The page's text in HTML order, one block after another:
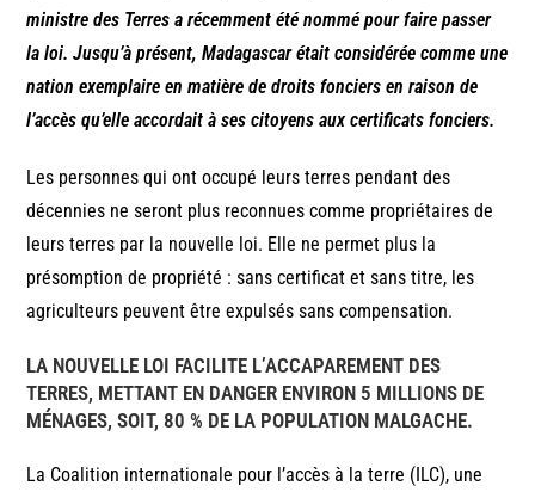
ministre des Terres a récemment été nommé pour faire passer
la loi. Jusqu’à présent, Madagascar était considérée comme une
nation exemplaire en matière de droits fonciers en raison de
l’accès qu’elle accordait à ses citoyens aux certificats fonciers.
Les personnes qui ont occupé leurs terres pendant des
décennies ne seront plus reconnues comme propriétaires de
leurs terres par la nouvelle loi. Elle ne permet plus la
présomption de propriété : sans certificat et sans titre, les
agriculteurs peuvent être expulsés sans compensation.
LA NOUVELLE LOI FACILITE L’ACCAPAREMENT DES
TERRES, METTANT EN DANGER ENVIRON 5 MILLIONS DE
MÉNAGES, SOIT, 80 % DE LA POPULATION MALGACHE.
La Coalition internationale pour l’accès à la terre (ILC), une